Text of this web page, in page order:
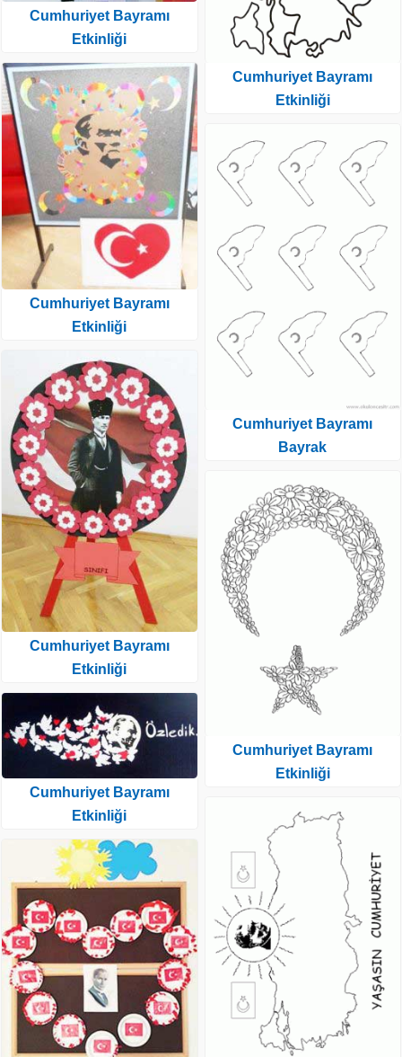
Cumhuriyet Bayramı
Etkinliği
Cumhuriyet Bayramı
Etkinliği
Cumhuriyet Bayramı
Etkinliği
Cumhuriyet Bayramı
Etkinliği
Cumhuriyet Bayramı
Etkinliği
Cumhuriyet Bayramı
Bayrak
Cumhuriyet Bayramı
Etkinliği